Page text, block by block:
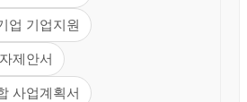
업 기업지원
제안서
사업계획서